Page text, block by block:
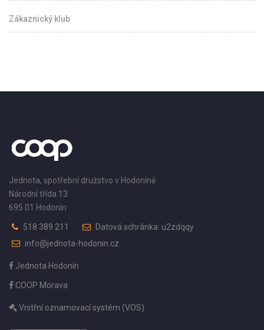
Zákaznický klub
Jednota, spotřební družstvo v Hodoníně
Národní třída 13
695 01 Hodonín
518 389 211
Datová schránka: u2zdqqy
info@jednota-hodonin.cz
Jednota Hodonín
COOP Morava
Vnitřní oznamovací systém (VOS)